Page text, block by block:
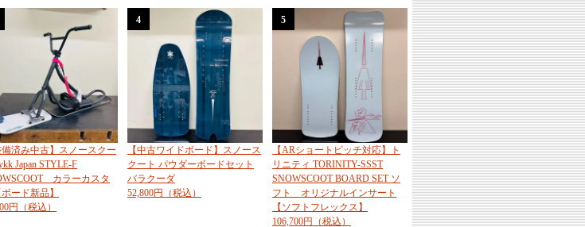
備済み中古】スノースクー
Japan STYLE-F
カラーカスタ
ード新品】
円（税込）
4
【中古ワイドボード】スノース
クート パウダーボードセット
バラクーダ
52,800円（税込）
5
【ARショートピッチ対応】ト
リニティ TORINITY-SSST
SNOWSCOOT BOARD SET ソ
フト オリジナルインサート
【ソフトフレックス】
106,700円（税込）